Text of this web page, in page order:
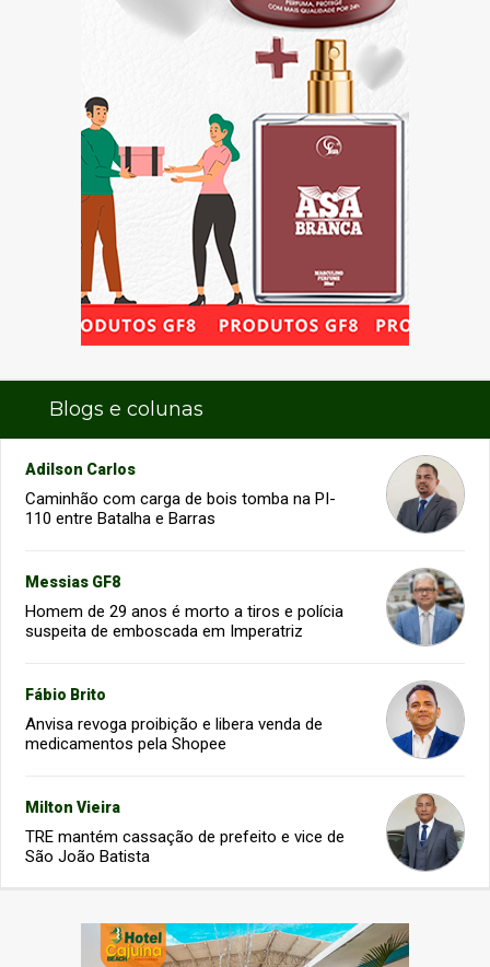
Blogs e colunas
Adilson Carlos
Caminhão com carga de bois tomba na PI-
110 entre Batalha e Barras
Messias GF8
Homem de 29 anos é morto a tiros e polícia
suspeita de emboscada em Imperatriz
Fábio Brito
Anvisa revoga proibição e libera venda de
medicamentos pela Shopee
Milton Vieira
TRE mantém cassação de prefeito e vice de
São João Batista